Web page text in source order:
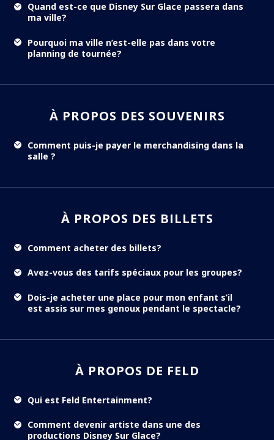
Quand est-ce que Disney Sur Glace passera dans
ma ville?
Pourquoi ma ville n’est-elle pas dans votre
planning de tournée?
À PROPOS DES SOUVENIRS
Comment puis-je payer le merchandising dans la
salle ?
À PROPOS DES BILLETS
Comment acheter des billets?
Avez-vous des tarifs spéciaux pour les groupes?
Dois-je acheter une place pour mon enfant s’il
est assis sur mes genoux pendant le spectacle?
À PROPOS DE FELD
Qui est Feld Entertainment?
Comment devenir artiste dans une des
productions Disney Sur Glace?